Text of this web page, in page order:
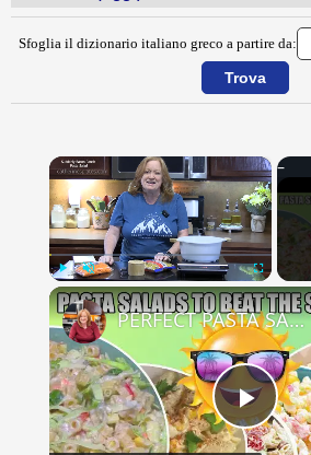
Sfoglia il dizionario italiano greco a partire da:
×
Play Unmute Fullscreen
Play
PERFECT PASTA SALADS FOR YOUR SUMMER GET TOGETHERS